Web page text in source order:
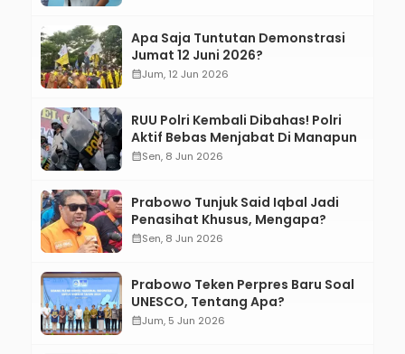
Apa Saja Tuntutan Demonstrasi
Jumat 12 Juni 2026?
calendar_monthJum, 12 Jun 2026
RUU Polri Kembali Dibahas! Polri
Aktif Bebas Menjabat Di Manapun
calendar_monthSen, 8 Jun 2026
Prabowo Tunjuk Said Iqbal Jadi
Penasihat Khusus, Mengapa?
calendar_monthSen, 8 Jun 2026
Prabowo Teken Perpres Baru Soal
UNESCO, Tentang Apa?
calendar_monthJum, 5 Jun 2026